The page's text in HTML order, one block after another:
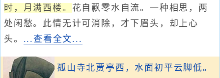
时，月满西楼。 花自飘零水自流。一种相思，两
处闲愁。此情无计可消除，才下眉头，却上心
头。 ...查看全文...
孤山寺北贾亭西，水面初平云脚低。